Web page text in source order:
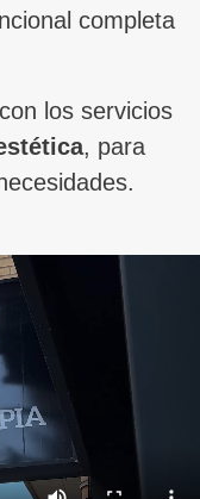
completa
los servicios
, para